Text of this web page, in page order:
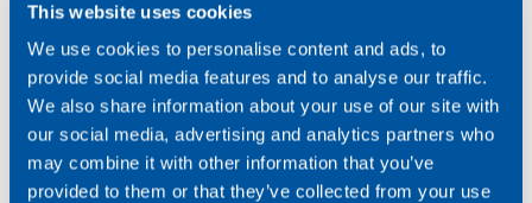
This website uses cookies
We use cookies to personalise content and ads, to
provide social media features and to analyse our traffic.
We also share information about your use of our site with
our social media, advertising and analytics partners who
may combine it with other information that you’ve
provided to them or that they’ve collected from your use